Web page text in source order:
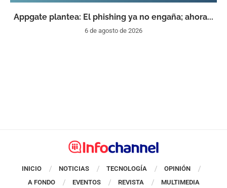
Appgate plantea: El phishing ya no engaña; ahora...
6 de agosto de 2026